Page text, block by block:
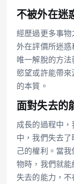
不被外在迷
經歷過更多事物
外在評價所迷惑
唯一解脫的方
慾望或許能帶來
的本質。
面對失去的
成長的過程中
中，我們失去了
己的權利。當
物時，我們就能
失去的能力，